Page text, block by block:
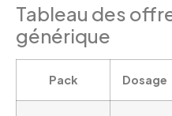
Tableau des
générique
Pack Dosage